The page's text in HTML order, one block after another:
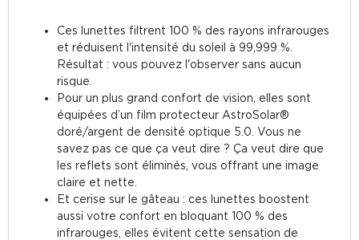
Ces lunettes filtrent 100 % des rayons infrarouges
et réduisent l'intensité du soleil à 99,999 %.
Résultat : vous pouvez l'observer sans aucun
risque.
Pour un plus grand confort de vision, elles sont
équipées d’un film protecteur AstroSolar®
doré/argent de densité optique 5.0. Vous ne
savez pas ce que ça veut dire ? Ça veut dire que
les reflets sont éliminés, vous offrant une image
claire et nette.
Et cerise sur le gâteau : ces lunettes boostent
aussi votre confort en bloquant 100 % des
infrarouges, elles évitent cette sensation de